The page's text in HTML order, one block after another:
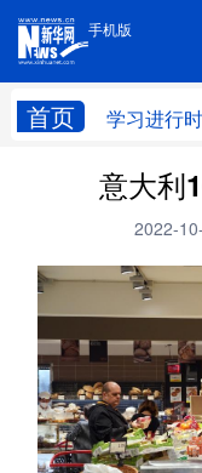
手机版
首页 学习进行时
手机版
学习进行时
台湾 思
科技
文化
访谈
意大利
2022-